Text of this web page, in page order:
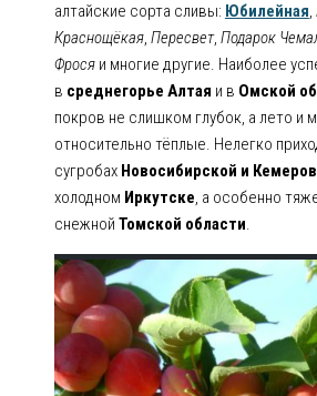
алтайские сорта сливы: Юбилейная,
Краснощёкая, Пересвет, Подарок
Фросяи многие другие. Наиболее
в среднегорье Алтая и в Омской
покров не слишком глубок, а лето и
относительно тёплые. Нелегко
сугробах Новосибирской и
холодном Иркутске, а особенно
снежной Томской области.